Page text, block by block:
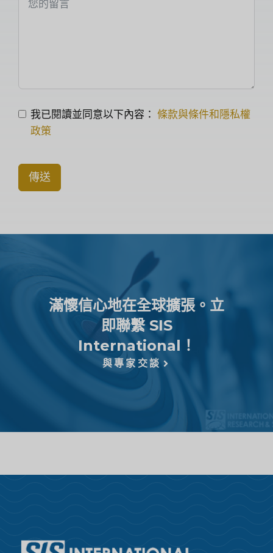
我已閱讀並同意以下內容： 條款與條件和隱私權
政策
傳送
滿懷信心地在全球擴張。立
即聯繫 SIS
International！
與專家交談